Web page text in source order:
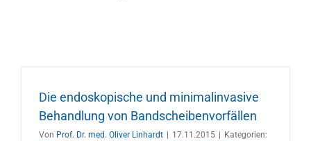
Die endoskopische und minimalinvasive
Behandlung von Bandscheibenvorfällen
Von Prof. Dr. med. Oliver Linhardt | 17.11.2015 | Kategorien: